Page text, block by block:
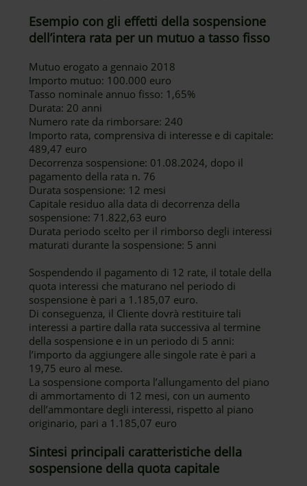
Esempio con gli effetti della sospensione
dell’intera rata per un mutuo a tasso fisso
Mutuo erogato a gennaio 2018
Importo mutuo: 100.000 euro
Tasso nominale annuo fisso: 1,65%
Durata: 20 anni
Numero rate da rimborsare: 240
Importo rata, comprensiva di interesse e di capitale:
489,47 euro
Decorrenza sospensione: 01.08.2024, dopo il
pagamento della rata n. 76
Durata sospensione: 12 mesi
Capitale residuo alla data di decorrenza della
sospensione: 71.822,63 euro
Durata periodo scelto per il rimborso degli interessi
maturati durante la sospensione: 5 anni
Sospendendo il pagamento di 12 rate, il totale della
quota interessi che maturano nel periodo di
sospensione è pari a 1.185,07 euro.
Di conseguenza, il Cliente dovrà restituire tali
interessi a partire dalla rata successiva al termine
della sospensione e in un periodo di 5 anni:
l’importo da aggiungere alle singole rate è pari a
19,75 euro al mese.
La sospensione comporta l’allungamento del piano
di ammortamento di 12 mesi, con un aumento
dell’ammontare degli interessi, rispetto al piano
originario, pari a 1.185,07 euro
Sintesi principali caratteristiche della
sospensione della quota capitale